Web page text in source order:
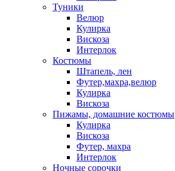
Туники
Велюр
Кулирка
Вискоза
Интерлок
Костюмы
Штапель, лен
Футер,махра,велюр
Кулирка
Вискоза
Пижамы, домашние костюмы
Кулирка
Вискоза
Футер, махра
Интерлок
Ночные сорочки